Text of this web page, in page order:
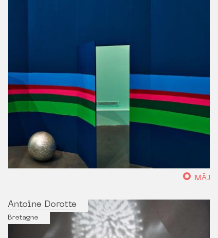
MÀJ
Antoine Dorotte
Bretagne